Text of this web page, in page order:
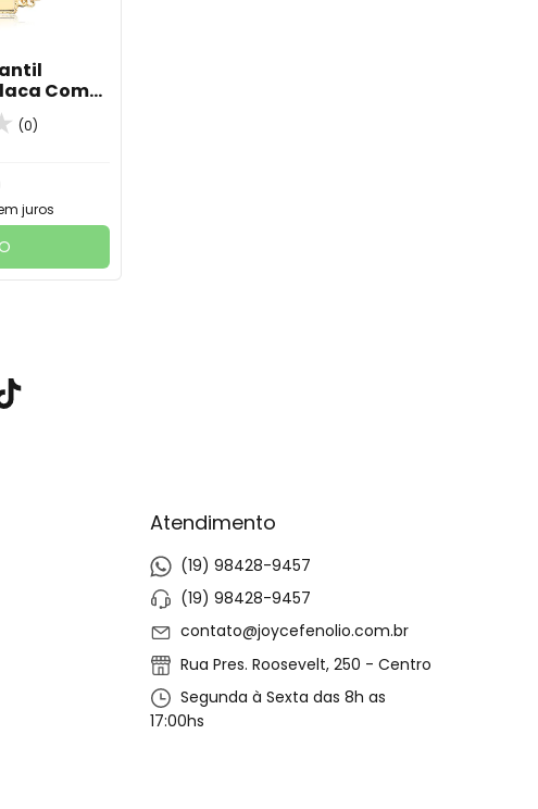
Com
Banhada
(0)
juros
Atendimento
(19) 98428-9457
(19) 98428-9457
contato@joycefenolio.com.br
Rua Pres. Roosevelt, 250 - Centro
Segunda à Sexta das 8h as
17:00hs